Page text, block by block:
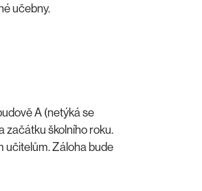
učebny.
A (netýká se
začátku školního roku.
učitelům. Záloha bude